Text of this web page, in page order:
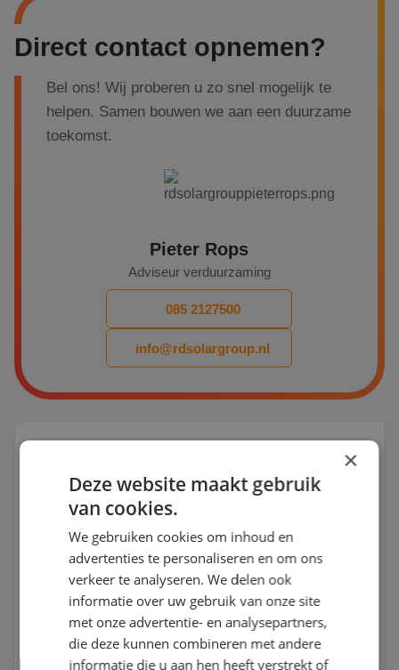
Direct contact opnemen?
Bel ons! Wij proberen u zo snel mogelijk te
helpen. Samen bouwen we aan een duurzame
toekomst.
Pieter Rops
Adviseur verduurzaming
085 2127500
info@rdsolargroup.nl
Vul hieronder uw gegevens in en wij nemen zo spoedig
mogelijk contact met u op.
×
Deze website maakt gebruik
van cookies.
We gebruiken cookies om inhoud en
advertenties te personaliseren en om ons
verkeer te analyseren. We delen ook
informatie over uw gebruik van onze site
met onze advertentie- en analysepartners,
die deze kunnen combineren met andere
informatie die u aan hen heeft verstrekt of